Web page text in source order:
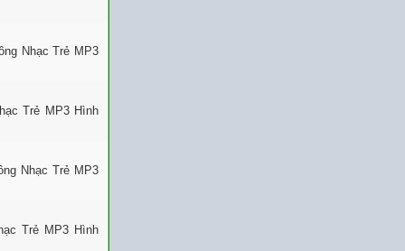
Nhạc Trẻ MP3
Trẻ MP3 Hình
Nhạc Trẻ MP3
Trẻ MP3 Hình